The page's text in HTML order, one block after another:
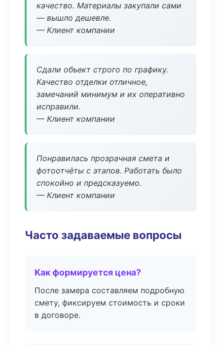
качество. Материалы закупали сами
— вышло дешевле.
— Клиент компании
Сдали объект строго по графику.
Качество отделки отличное,
замечаний минимум и их оперативно
исправили.
— Клиент компании
Понравилась прозрачная смета и
фотоотчёты с этапов. Работать было
спокойно и предсказуемо.
— Клиент компании
Часто задаваемые вопросы
Как формируется цена?
После замера составляем подробную
смету, фиксируем стоимость и сроки
в договоре.